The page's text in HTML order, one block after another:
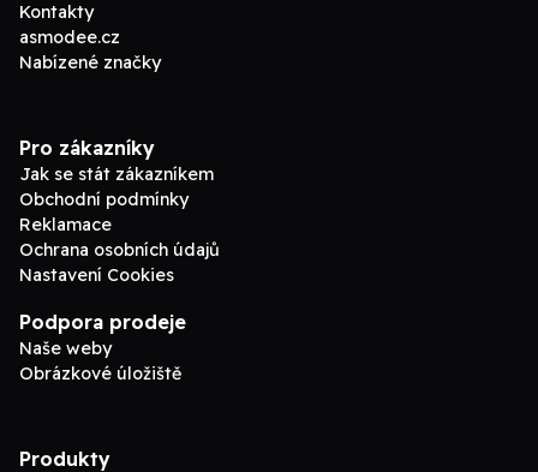
Kontakty
asmodee.cz
Nabízené značky
Pro zákazníky
Jak se stát zákazníkem
Obchodní podmínky
Reklamace
Ochrana osobních údajů
Nastavení Cookies
Podpora prodeje
Naše weby
Obrázkové úložiště
Produkty